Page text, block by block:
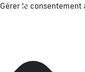
Gérer le consentement